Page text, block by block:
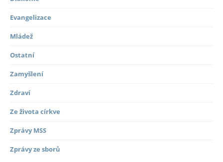
Evangelizace
Mládež
Ostatní
Zamyšlení
Zdraví
Ze života církve
Zprávy MSS
Zprávy ze sborů